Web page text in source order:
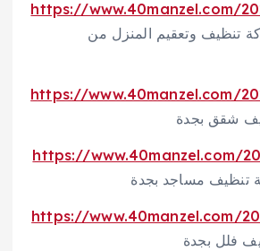
https://www.40manzel.com/
تنظيف وتعقيم المنزل من
https://www.40manzel.com/
شقق بجدة
https://www.40manzel.com/
تنظيف مساجد بجدة
https://www.40manzel.com/
فلل بجدة